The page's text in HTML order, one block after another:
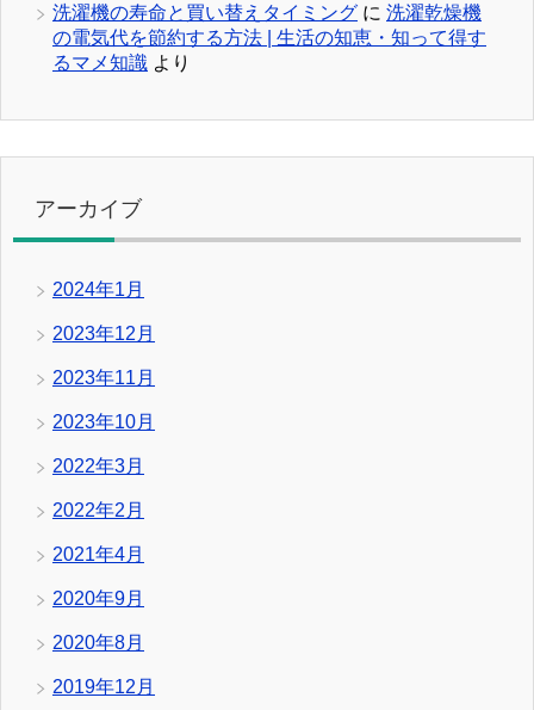
洗濯機の寿命と買い替えタイミング に 洗濯乾燥機
の電気代を節約する方法 | 生活の知恵・知って得す
るマメ知識 より
アーカイブ
2024年1月
2023年12月
2023年11月
2023年10月
2022年3月
2022年2月
2021年4月
2020年9月
2020年8月
2019年12月